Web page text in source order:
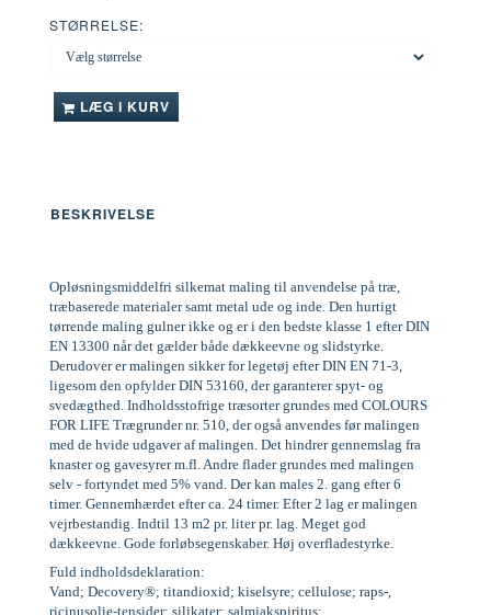
STØRRELSE:
LÆG I KURV
BESKRIVELSE
Opløsningsmiddelfri silkemat maling til anvendelse på træ,
træbaserede materialer samt metal ude og inde. Den hurtigt
tørrende maling gulner ikke og er i den bedste klasse 1 efter DIN
EN 13300 når det gælder både dækkeevne og slidstyrke.
Derudover er malingen sikker for legetøj efter DIN EN 71-3,
ligesom den opfylder DIN 53160, der garanterer spyt- og
svedægthed. Indholdsstofrige træsorter grundes med COLOURS
FOR LIFE Trægrunder nr. 510, der også anvendes før malingen
med de hvide udgaver af malingen. Det hindrer gennemslag fra
knaster og gavesyrer m.fl. Andre flader grundes med malingen
selv - fortyndet med 5% vand. Der kan males 2. gang efter 6
timer. Gennemhærdet efter ca. 24 timer. Efter 2 lag er malingen
vejrbestandig. Indtil 13 m2 pr. liter pr. lag. Meget god
dækkeevne. Gode forløbsegenskaber. Høj overfladestyrke.
Fuld indholdsdeklaration:
Vand; Decovery®; titandioxid; kiselsyre; cellulose; raps-,
ricinusolie-tensider; silikater; salmiakspiritus;